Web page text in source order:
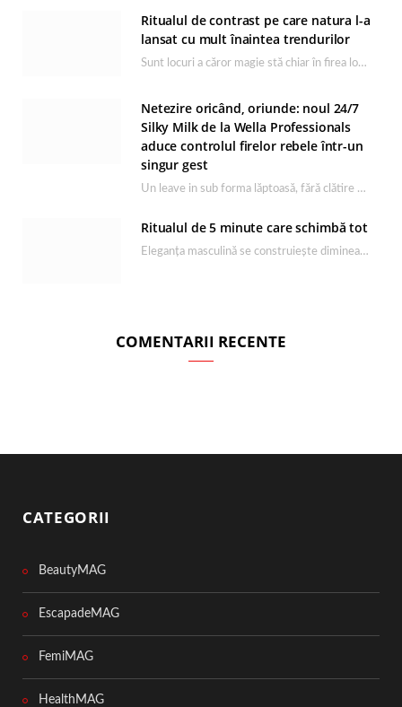
Ritualul de contrast pe care natura l-a
lansat cu mult înaintea trendurilor
Sunt locuri a căror magie stă chiar în firea lor naturală, iar Lacul Ursu din…
Netezire oricând, oriunde: noul 24/7
Silky Milk de la Wella Professionals
aduce controlul firelor rebele într-un
singur gest
Un leave in sub forma lăptoasă, fără clătire care completează rutina Ultimate Smooth și transformă…
Ritualul de 5 minute care schimbă tot
Eleganța masculină se construiește dimineața, în câteva minute și cu produsele potrivite. O rutină de…
COMENTARII RECENTE
CATEGORII
BeautyMAG
EscapadeMAG
FemiMAG
HealthMAG